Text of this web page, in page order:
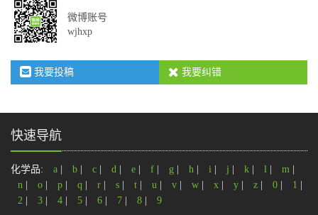
微博账号
wjhxp
我要投稿 我要纠错
快速导航
化学品: a b c d e f g h i j k l m
n
o p q r s t u v w x y z 0 1
2
3 4 5 6 7 8 9